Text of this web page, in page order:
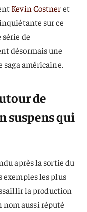
Kevin Costneret
sur ce
de
désormais une
saga américaine.
de
suspens qui
après la sortie du
exemples les plus
la production
nom aussi réputé